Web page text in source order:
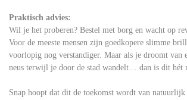
Praktisch advies:
Wil je het proberen? Bestel met borg en wacht op
Voor de meeste mensen zijn goedkopere slimme
voorlopig nog verstandiger. Maar als je droomt van
neus terwijl je door de stad wandelt… dan is dit hét
Snap hoopt dat dit de toekomst wordt van